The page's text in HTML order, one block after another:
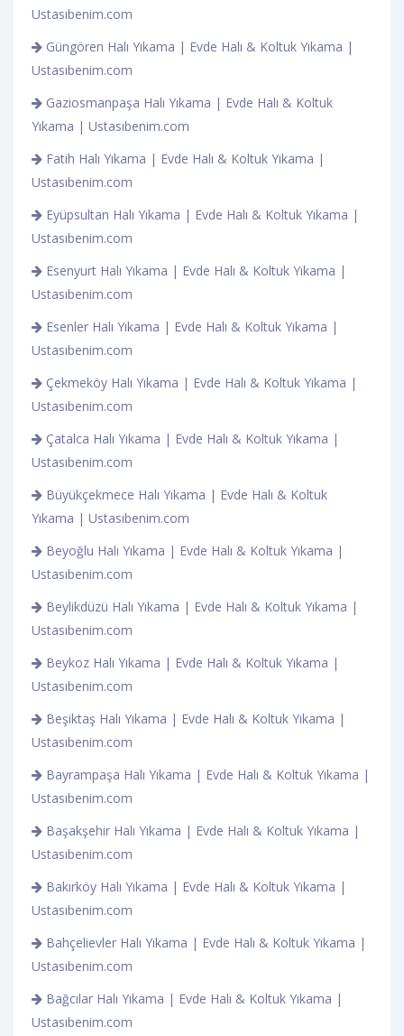
Ustasıbenim.com
Güngören Halı Yıkama | Evde Halı & Koltuk Yıkama |
Ustasıbenim.com
Gaziosmanpaşa Halı Yıkama | Evde Halı & Koltuk
Yıkama | Ustasıbenim.com
Fatih Halı Yıkama | Evde Halı & Koltuk Yıkama |
Ustasıbenim.com
Eyüpsultan Halı Yıkama | Evde Halı & Koltuk Yıkama |
Ustasıbenim.com
Esenyurt Halı Yıkama | Evde Halı & Koltuk Yıkama |
Ustasıbenim.com
Esenler Halı Yıkama | Evde Halı & Koltuk Yıkama |
Ustasıbenim.com
Çekmeköy Halı Yıkama | Evde Halı & Koltuk Yıkama |
Ustasıbenim.com
Çatalca Halı Yıkama | Evde Halı & Koltuk Yıkama |
Ustasıbenim.com
Büyükçekmece Halı Yıkama | Evde Halı & Koltuk
Yıkama | Ustasıbenim.com
Beyoğlu Halı Yıkama | Evde Halı & Koltuk Yıkama |
Ustasıbenim.com
Beylikdüzü Halı Yıkama | Evde Halı & Koltuk Yıkama |
Ustasıbenim.com
Beykoz Halı Yıkama | Evde Halı & Koltuk Yıkama |
Ustasıbenim.com
Beşiktaş Halı Yıkama | Evde Halı & Koltuk Yıkama |
Ustasıbenim.com
Bayrampaşa Halı Yıkama | Evde Halı & Koltuk Yıkama |
Ustasıbenim.com
Başakşehir Halı Yıkama | Evde Halı & Koltuk Yıkama |
Ustasıbenim.com
Bakırköy Halı Yıkama | Evde Halı & Koltuk Yıkama |
Ustasıbenim.com
Bahçelievler Halı Yıkama | Evde Halı & Koltuk Yıkama |
Ustasıbenim.com
Bağcılar Halı Yıkama | Evde Halı & Koltuk Yıkama |
Ustasıbenim.com